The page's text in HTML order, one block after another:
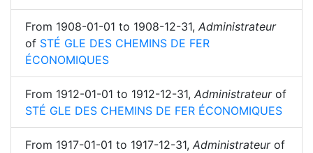
From 1908-01-01 to 1908-12-31, Administrateur
of STÉ GLE DES CHEMINS DE FER
ÉCONOMIQUES
From 1912-01-01 to 1912-12-31, Administrateurof
STÉ GLE DES CHEMINS DE FER ÉCONOMIQUES
From 1917-01-01 to 1917-12-31, Administrateurof